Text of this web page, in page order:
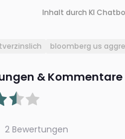
Inhalt durch KI
bloomberg us
& Kommentare
2 Bewertungen